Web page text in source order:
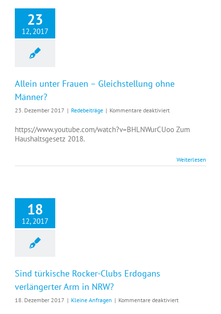
23
12, 2017
Allein unter Frauen – Gleichstellung ohne
Männer?
23. Dezember 2017 | Redebeiträge | Kommentare deaktiviertfür
unter
ohne
https://www.youtube.com/watch?v=BHLNWurCUoo Zum
Haushaltsgesetz 2018.
Weiterlesen
18
12, 2017
Sind türkische Rocker-Clubs Erdogans
verlängerter Arm in NRW?
18. Dezember 2017 | Kleine Anfragen | Kommentare deaktiviertfür